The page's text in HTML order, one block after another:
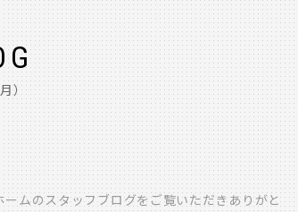
）
ムのスタッフブログをご覧いただきありがと